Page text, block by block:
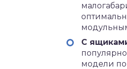
С
модели